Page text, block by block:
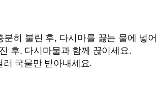
히 불린 후, 다시마를 끓는 물에 넣
후, 다시마물과 함께 끊이세요.
국물만 받아내세요.